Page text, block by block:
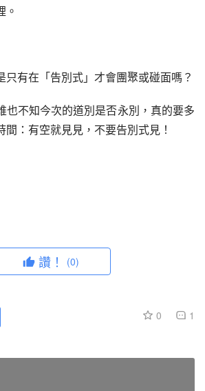
。
只有在「告別式」才會團聚或碰面嗎？
也不知今次的道別是否永別，真的要多
：有空就見見，不要告別式見！
讚！ (0)
0 1